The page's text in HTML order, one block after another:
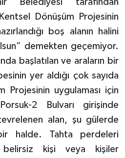
Belediyesi tarafından
Dönüşüm Projesinin
boş alanın halini
demekten geçemiyor.
başlatılan ve araların bir
yer aldığı çok sayıda
Projesinin uygulaması için
2 Bulvarı girişinde
alan, şu gülerde
halde. Tahta perdeleri
belirsiz kişi veya kişiler